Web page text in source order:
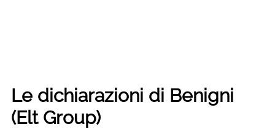
Le dichiarazioni di Benigni
(Elt Group)